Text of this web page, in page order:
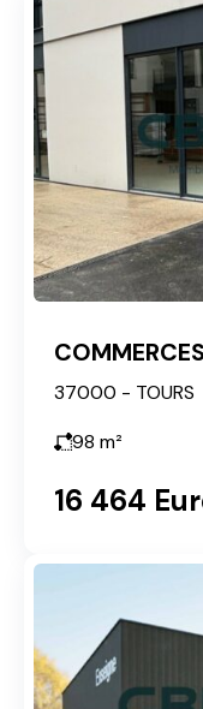
37000 - TOURS
98 m²
16 464